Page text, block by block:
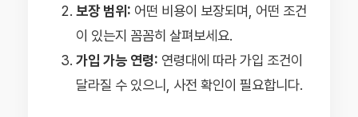
보장 범위: 어떤 비용이 보장되며, 어떤 조건
이 있는지 꼼꼼히 살펴보세요.
가입 가능 연령: 연령대에 따라 가입 조건이
달라질 수 있으니, 사전 확인이 필요합니다.